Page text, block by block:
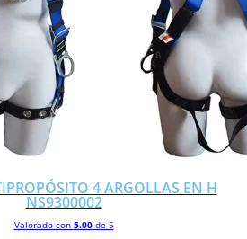
4 ARGOLLAS EN H
NS9300002
Valorado con 5.00de 5